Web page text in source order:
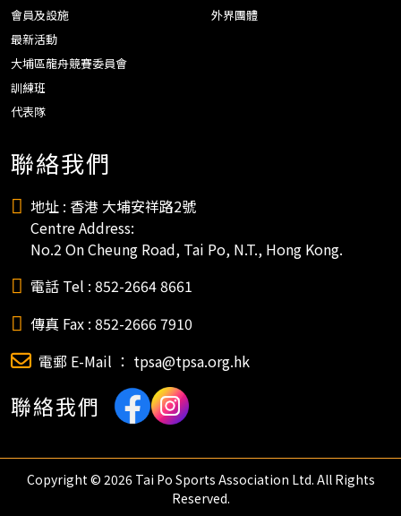
會員及設施
最新活動
大埔區龍舟競賽委員會
訓練班
代表隊
外界團體
聯絡我們
地址 : 香港 大埔安祥路2號
Centre Address:
No.2 On Cheung Road, Tai Po, N.T., Hong Kong.
電話 Tel : 852-2664 8661
傳真 Fax : 852-2666 7910
電郵 E-Mail ： tpsa@tpsa.org.hk
聯絡我們
Copyright © 2026 Tai Po Sports Association Ltd. All Rights
Reserved.